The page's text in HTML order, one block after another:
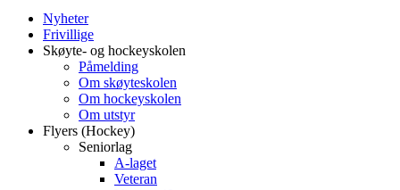
Nyheter
Frivillige
Skøyte- og hockeyskolen
Påmelding
Om skøyteskolen
Om hockeyskolen
Om utstyr
Flyers (Hockey)
Seniorlag
A-laget
Veteran